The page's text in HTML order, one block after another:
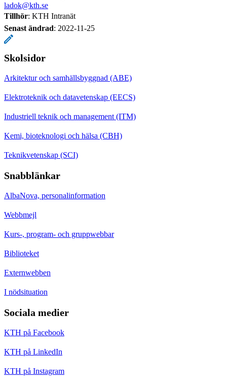
ladok@kth.se
Tillhör: KTH Intranät
Senast ändrad: 2022-11-25
Skolsidor
Arkitektur och samhällsbyggnad (ABE)
Elektroteknik och datavetenskap (EECS)
Industriell teknik och management (ITM)
Kemi, bioteknologi och hälsa (CBH)
Teknikvetenskap (SCI)
Snabblänkar
AlbaNova, personalinformation
Webbmejl
Kurs-, program- och gruppwebbar
Biblioteket
Externwebben
I nödsituation
Sociala medier
KTH på Facebook
KTH på LinkedIn
KTH på Instagram